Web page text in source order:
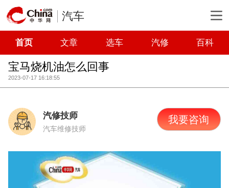
汽车
首页 文章 选车 汽修 百科
宝马烧机油怎么回事
2023-07-17 16:18:55
汽修技师
汽车维修技师
我要咨询